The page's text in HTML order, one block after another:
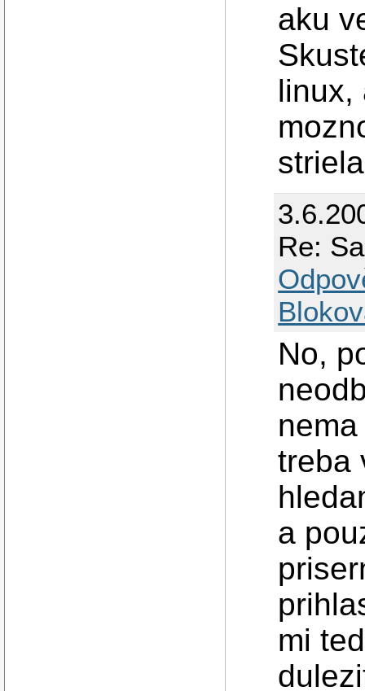
aku
linux,
Re:
No,
treba
a
mi